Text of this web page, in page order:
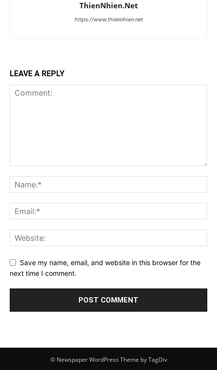
ThienNhien.Net
https://www.thiennhien.net
LEAVE A REPLY
Save my name, email, and website in this browser for the
next time I comment.
© Newspaper WordPress Theme by TagDiv